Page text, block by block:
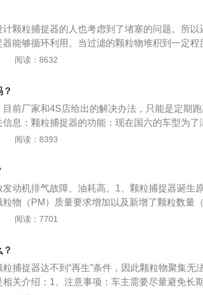
粒捕捉器可以有效地减少微粒物的排放，它先
集的微粒进行氧化，使颗粒捕捉器再生。所谓
中，捕捉器里的颗粒物逐渐增加会引起发动机
所以要定期除去沉积的颗粒物，恢复DPF的过
颗粒捕捉器的人也考虑到了堵塞的问题。所以
能够循环利用。当过滤的颗粒物堆积到一定程
们燃烧排出，这就是颗粒捕捉器“再生”过程。以
捕捉器能有效过滤尾气中的微小颗粒物，对于
油车型需要定期清理颗粒捕捉器，汽油车则不
烟尘颗粒后在排气温度高时燃烧该颗粒，通过
高颗粒捕集器内的温度，使碳颗粒与氧气反应
温完全燃烧而再生循环。如果没有颗粒捕捉器
阅读：8632
前厂家和4S店给出的解决办法，只能是定期跑
息：颗粒捕捉器的功能：现在国六的车型为了
了颗粒捕捉器。颗粒捕捉器能有效过滤尾气中
理：颗粒捕捉器捕获烟尘颗粒后在排气温度高
动机缸内喷油辅助提高颗粒捕集器内的温度，
烟尘颗粒可以通过高温完全燃烧而再生循环。
直接排放到大气中，对空气造成污染。
阅读：8393
动机排气故障、油耗高。1、颗粒捕捉器诞生
物（PM）质量要求增加以及新增了颗粒数量
说是一个大难题。因为现在新一代的高压直喷发
于颗粒物的控制是不够充分的。2、颗粒捕捉器
再生”，也就是自清洁功能，一定工况下将这些内
要一定的条件的。大多数车辆都是要在发动机
生”所需的排温。而很多用户肯定是不会注意到
阅读：7701
捕捉器达不到“再生”条件，因此颗粒物聚集无
关介绍：1、注意事项：车主需要尽量避免长期